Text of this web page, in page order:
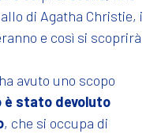
di Agatha Christie, i
e così si scoprirà
avuto uno scopo
è stato devoluto
, che si occupa di